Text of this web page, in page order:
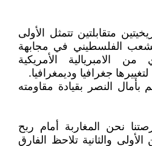
متقابلتين تتمثل الأولى
الفلسطيني في مجابهة
الامبريالية الأمريكية
جغرافيا وديمغرافيا.
بأمال النصر بقيادة مقاومته
نحن المغاربة أمام ربح
والثانية تلاحظ الفارق